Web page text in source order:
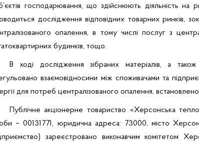
господарювання, що здійснюють діяльність
дослідження відповідних товарних ринків,
опалення, в тому числі послуг з
будинків, тощо.
В ході дослідження зібраних матеріалів, а
взаємовідносини між споживачами та
для потреб централізованого опалення,
Публічне акціонерне товариство «Херсонська
– 00131771, юридична адреса: 73000, місто
зареєстровано виконавчим комітетом